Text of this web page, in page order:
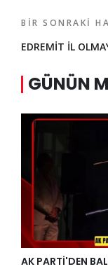
BIR SONRAKI
EDREMİT İL
GÜNÜN
AK PARTİ'DEN